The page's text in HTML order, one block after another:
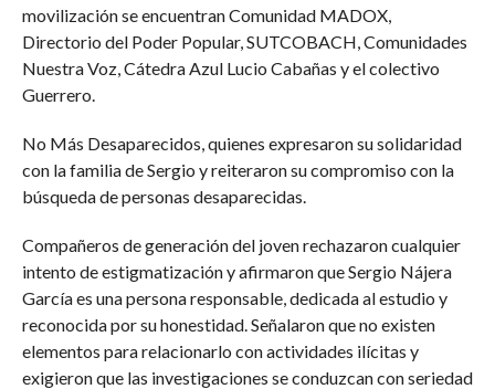
movilización se encuentran Comunidad MADOX,
Directorio del Poder Popular, SUTCOBACH, Comunidades
Nuestra Voz, Cátedra Azul Lucio Cabañas y el colectivo
Guerrero.
No Más Desaparecidos, quienes expresaron su solidaridad
con la familia de Sergio y reiteraron su compromiso con la
búsqueda de personas desaparecidas.
Compañeros de generación del joven rechazaron cualquier
intento de estigmatización y afirmaron que Sergio Nájera
García es una persona responsable, dedicada al estudio y
reconocida por su honestidad. Señalaron que no existen
elementos para relacionarlo con actividades ilícitas y
exigieron que las investigaciones se conduzcan con seriedad